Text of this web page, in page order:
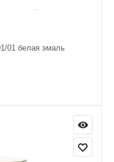
01 белая эмаль